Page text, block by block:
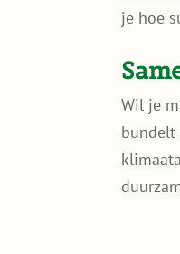
je hoe
Wil je
bundelt